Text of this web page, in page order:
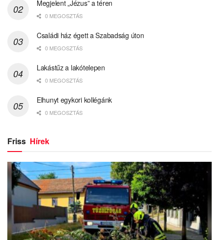
Megjelent „Jézus” a téren
0 MEGOSZTÁS
Családi ház égett a Szabadság úton
0 MEGOSZTÁS
Lakástűz a lakótelepen
0 MEGOSZTÁS
Elhunyt egykori kollégánk
0 MEGOSZTÁS
Friss Hírek